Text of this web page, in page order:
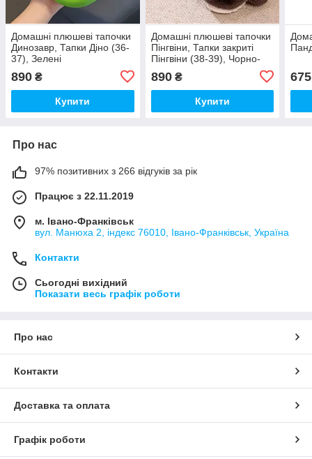
Домашні плюшеві тапочки
Динозавр, Тапки Діно (36-
37), Зелені
890 ₴
Купити
Домашні плюшеві тапочки
Пінгвіни, Тапки закриті
Пінгвіни (38-39), Чорно-
890₴
Купити
675
Про нас
97% позитивних з 266 відгуків за рік
Працює з 22.11.2019
м. Івано-Франківськ
вул. Манюха 2, індекс 76010, Івано-Франківськ, Україна
Контакти
Сьогодні вихідний
Показати весь графік роботи
Про нас
Контакти
Доставка та оплата
Графік роботи